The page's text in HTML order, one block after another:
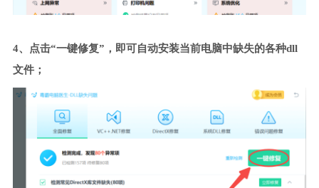
4、点击“一键修复”，即可自动安装当前电脑中缺失的各种dll
文件；